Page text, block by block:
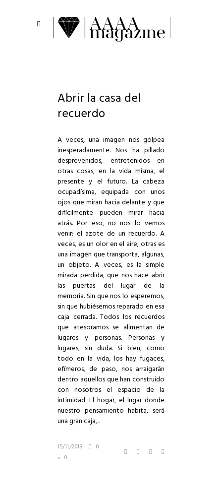
Abrir la casa del
recuerdo
A veces, una imagen nos golpea
inesperadamente. Nos ha pillado
desprevenidos, entretenidos en
otras cosas, en la vida misma, el
presente y el futuro. La cabeza
ocupadísima, equipada con unos
ojos que miran hacia delante y que
difícilmente pueden mirar hacia
atrás. Por eso, no nos lo vemos
venir: el azote de un recuerdo. A
veces, es un olor en el aire; otras es
una imagen que transporta, algunas,
un objeto. A veces, es la simple
mirada perdida, que nos hace abrir
las puertas del lugar de la
memoria. Sin que nos lo esperemos,
sin que hubiésemos reparado en esa
caja cerrada. Todos los recuerdos
que atesoramos se alimentan de
lugares y personas. Personas y
lugares, sin duda. Si bien, como
todo en la vida, los hay fugaces,
efímeros, de paso, nos arraigarán
dentro aquellos que han construido
con nosotros el espacio de la
intimidad. El hogar, el lugar donde
nuestro pensamiento habita, será
una gran caja,...
15/11/2019
0
0